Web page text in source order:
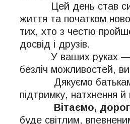
Цей день став
життя та початком
тих, хто з честю
досвід і друзів.
У ваших руках —
безліч можливостей,
Дякуємо батькам,
підтримку, натхнення
Вітаємо, дорогі
буде світлим,